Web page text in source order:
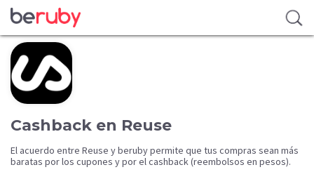
Cashback en Reuse
El acuerdo entre Reuse y beruby permite que tus compras sean más
baratas por los cupones y por el cashback (reembolsos en pesos).